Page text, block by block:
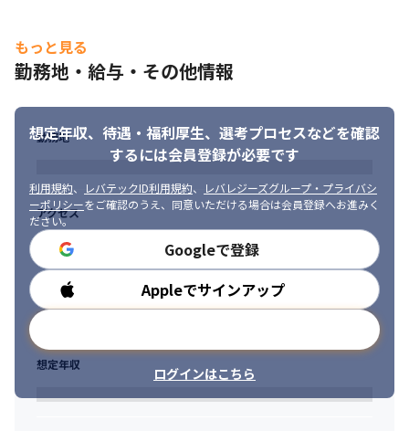
もっと見る
勤務地・給与・その他情報
想定年収、待遇・福利厚生、 選考プロセスなどを確認
するには会員登録が必要です
利用規約、 レバテックID利用規約、
レバレジーズグループ・プライバシ
ーポリシーをご確認のうえ、同意いただける場合は会員登録へお進みく
ださい。
Googleで登録
Appleでサインアップ
ログインはこちら
勤務地
アクセス
勤務時間
想定年収